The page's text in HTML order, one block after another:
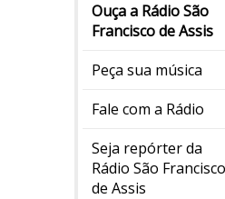
Ouça a Rádio São
Francisco de Assis
Peça sua música
Fale com a Rádio
Seja repórter da
Rádio São Francisco
de Assis